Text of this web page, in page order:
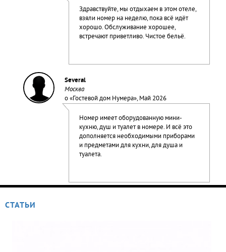
Здравствуйте, мы отдыхаем в этом отеле,
взяли номер на неделю, пока всё идёт
хорошо. Обслуживание хорошее,
встречают приветливо. Чистое бельё.
Several
Москва
о «Гостевой дом Нумера», Май 2026
Номер имеет оборудованную мини-
кухню, душ и туалет в номере. И всё это
дополняется необходимыми приборами
и предметами для кухни, для душа и
туалета.
СТАТЬИ